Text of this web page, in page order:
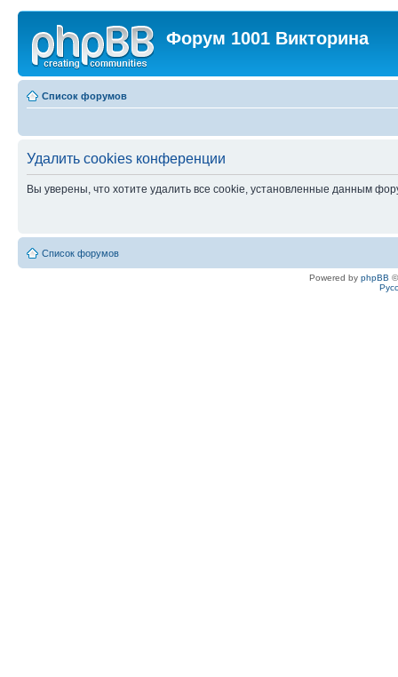
Форум 1001 Викторина
Список форумов
Удалить cookies конференции
Вы уверены, что хотите удалить все cookie, установленные данным
Список форумов
Powered by phpBB